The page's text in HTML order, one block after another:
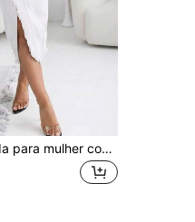
Saia comprida para mulher com bolsos, elástica, rasgada, elegante, casual, para uso diário, primavera, verão, praia, férias e viagens